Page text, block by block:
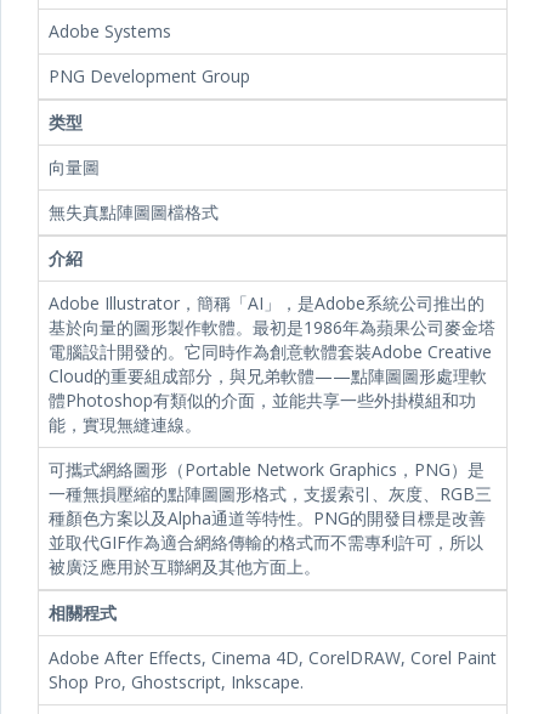
Adobe Systems
PNG Development Group
类型
向量圖
無失真點陣圖圖檔格式
介紹
Adobe Illustrator，簡稱「AI」，是Adobe系統公司推出的
基於向量的圖形製作軟體。最初是1986年為蘋果公司麥金塔
電腦設計開發的。它同時作為創意軟體套裝Adobe Creative
Cloud的重要組成部分，與兄弟軟體——點陣圖圖形處理軟
體Photoshop有類似的介面，並能共享一些外掛模組和功
能，實現無縫連線。
可攜式網絡圖形（Portable Network Graphics，PNG）是
一種無損壓縮的點陣圖圖形格式，支援索引、灰度、RGB三
種顏色方案以及Alpha通道等特性。PNG的開發目標是改善
並取代GIF作為適合網絡傳輸的格式而不需專利許可，所以
被廣泛應用於互聯網及其他方面上。
相關程式
Adobe After Effects, Cinema 4D, CorelDRAW, Corel Paint
Shop Pro, Ghostscript, Inkscape.